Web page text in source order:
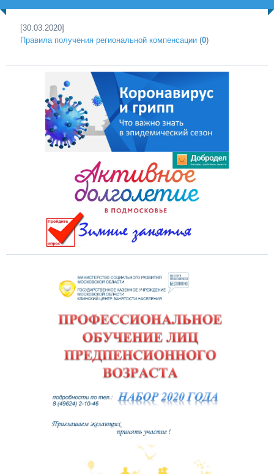
[30.03.2020]
Правила получения региональной компенсации (0)